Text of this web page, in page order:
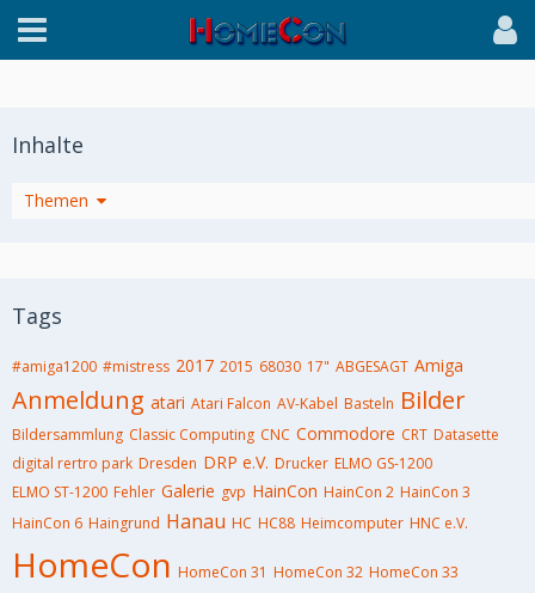
Inhalte
Themen
Tags
#amiga1200 #mistress 2017 2015 68030 17" ABGESAGT Amiga
Anmeldung atari Atari Falcon AV-Kabel Basteln Bilder
Bildersammlung Classic Computing CNC Commodore CRT Datasette
digital rertro park Dresden DRP e.V. Drucker ELMO GS-1200
ELMO ST-1200 Fehler Galerie gvp HainCon HainCon 2 HainCon 3
HainCon 6 Haingrund Hanau HC HC88 Heimcomputer HNC e.V.
HomeCon HomeCon 31 HomeCon 32 HomeCon 33